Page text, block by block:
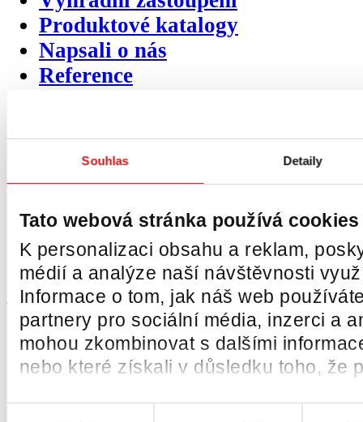
Souhlas Detaily
Tato webová stránka používá cookies
K personalizaci obsahu a reklam,
médií a analýze naší návštěvnosti
Informace o tom, jak náš web
partnery pro sociální média, inzerci a
mohou zkombinovat s dalšími
nebo které získali v důsledku toho, že
Produktové katalogy
Napsali o nás
Reference
Certifikáty
Obchodní podmínky
Projekty EU
Ochrana osobních údajů
Zpětný odběr odpadních
Sekundárníkategorieproduktů
Pneumatiky